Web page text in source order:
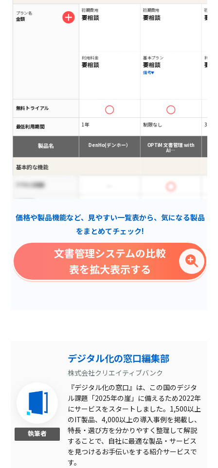
プラン名
金額
無料トライアル
最低利用期間
製品名
基本的な機能
アクセス制限
ログイン連携
外部連携
あいまい検索
初期費用
要相談
利用料金
要相談
1年
DenHo(デンホー）
初期費用
要相談
基本プラン
要相談
備考
制限なし
OPTiM 文書管理 with
AI…
初期費
要相
利用料
要相
3ヵ月
価格や製品機能など、見やすい一覧表から、気になる製品
をまとめてチェック!
文書管理システムの比較
表を拡大表示する
執筆者
デジタル化の窓口編集部
株式会社クリエイティブバンク
『デジタル化の窓口』は、この国のデジタ
ル課題「2025年の崖」に備えるため2022年
にサービスをスタートしました。1,500以上
のIT製品、4,000以上の導入事例を掲載し、
特長・選び方を分かりやすく整理して解説
することで、自社に最適な製品・サービス
を見つけるお手伝いをする紹介サービスで
す。